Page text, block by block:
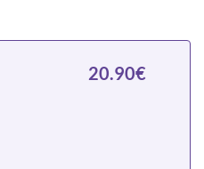
20.90€